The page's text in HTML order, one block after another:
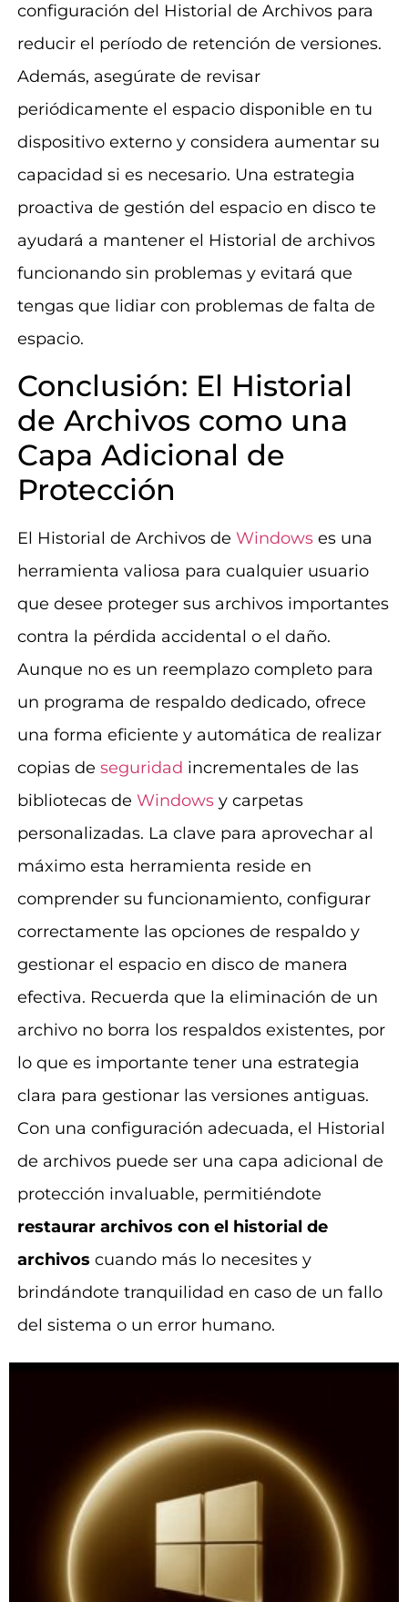
configuración del Historial de Archivos para
reducir el período de retención de versiones.
Además, asegúrate de revisar
periódicamente el espacio disponible en tu
dispositivo externo y considera aumentar su
capacidad si es necesario. Una estrategia
proactiva de gestión del espacio en disco te
ayudará a mantener el Historial de archivos
funcionando sin problemas y evitará que
tengas que lidiar con problemas de falta de
espacio.
Conclusión: El Historial
de Archivos como una
Capa Adicional de
Protección
El Historial de Archivos de Windowses una
herramienta valiosa para cualquier usuario
que desee proteger sus archivos importantes
contra la pérdida accidental o el daño.
Aunque no es un reemplazo completo para
un programa de respaldo dedicado, ofrece
una forma eficiente y automática de realizar
copias de seguridad incrementales de las
bibliotecas de Windowsy carpetas
personalizadas. La clave para aprovechar al
máximo esta herramienta reside en
comprender su funcionamiento, configurar
correctamente las opciones de respaldo y
gestionar el espacio en disco de manera
efectiva. Recuerda que la eliminación de un
archivo no borra los respaldos existentes, por
lo que es importante tener una estrategia
clara para gestionar las versiones antiguas.
Con una configuración adecuada, el Historial
de archivos puede ser una capa adicional de
protección invaluable, permitiéndote
restaurar archivos con el historial de
archivos cuando más lo necesites y
brindándote tranquilidad en caso de un fallo
del sistema o un error humano.